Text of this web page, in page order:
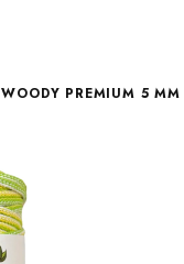
WOODY PREMIUM 5